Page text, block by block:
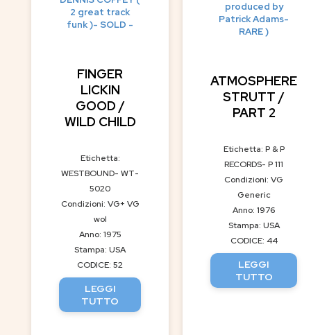
2 great track
funk )- SOLD -
FINGER
LICKIN
GOOD /
WILD CHILD
Etichetta:
WESTBOUND- WT-
5020
Condizioni: VG+ VG
wol
Anno: 1975
Stampa: USA
CODICE: 52
LEGGI
TUTTO
produced by
Patrick Adams-
RARE )
ATMOSPHERE
STRUTT /
PART 2
Etichetta: P & P
RECORDS- P 111
Condizioni: VG
Generic
Anno: 1976
Stampa: USA
CODICE: 44
LEGGI
TUTTO